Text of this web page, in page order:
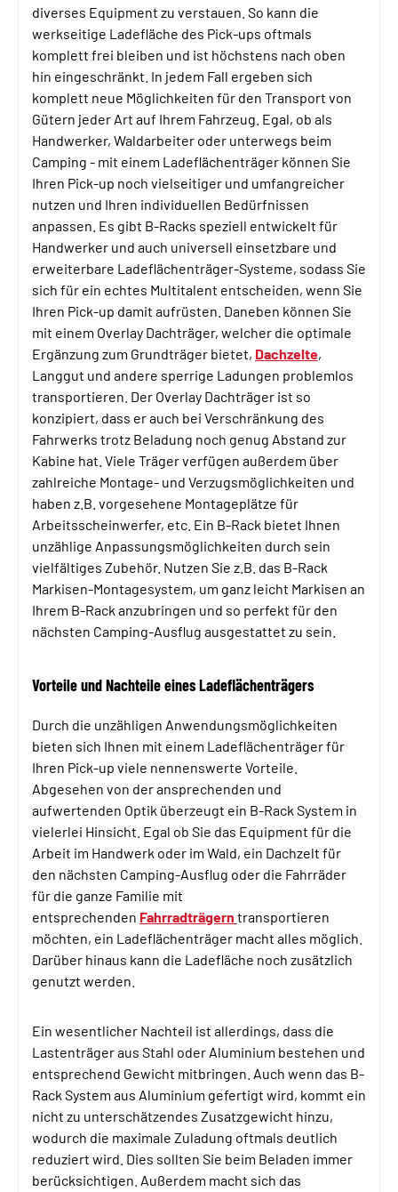
diverses Equipment zu verstauen. So kann die
werkseitige Ladefläche des Pick-ups oftmals
komplett frei bleiben und ist höchstens nach oben
hin eingeschränkt. In jedem Fall ergeben sich
komplett neue Möglichkeiten für den Transport von
Gütern jeder Art auf Ihrem Fahrzeug. Egal, ob als
Handwerker, Waldarbeiter oder unterwegs beim
Camping - mit einem Ladeflächenträger können Sie
Ihren Pick-up noch vielseitiger und umfangreicher
nutzen und Ihren individuellen Bedürfnissen
anpassen. Es gibt B-Racks speziell entwickelt für
Handwerker und auch universell einsetzbare und
erweiterbare Ladeflächenträger-Systeme, sodass Sie
sich für ein echtes Multitalent entscheiden, wenn Sie
Ihren Pick-up damit aufrüsten. Daneben können Sie
mit einem Overlay Dachträger, welcher die optimale
Ergänzung zum Grundträger bietet, Dachzelte,
Langgut und andere sperrige Ladungen problemlos
transportieren. Der Overlay Dachträger ist so
konzipiert, dass er auch bei Verschränkung des
Fahrwerks trotz Beladung noch genug Abstand zur
Kabine hat. Viele Träger verfügen außerdem über
zahlreiche Montage- und Verzugsmöglichkeiten und
haben z.B. vorgesehene Montageplätze für
Arbeitsscheinwerfer, etc. Ein B-Rack bietet Ihnen
unzählige Anpassungsmöglichkeiten durch sein
vielfältiges Zubehör. Nutzen Sie z.B. das B-Rack
Markisen-Montagesystem, um ganz leicht Markisen an
Ihrem B-Rack anzubringen und so perfekt für den
nächsten Camping-Ausflug ausgestattet zu sein.
Vorteile und Nachteile eines Ladeflächenträgers
Durch die unzähligen Anwendungsmöglichkeiten
bieten sich Ihnen mit einem Ladeflächenträger für
Ihren Pick-up viele nennenswerte Vorteile.
Abgesehen von der ansprechenden und
aufwertenden Optik überzeugt ein B-Rack System in
vielerlei Hinsicht. Egal ob Sie das Equipment für die
Arbeit im Handwerk oder im Wald, ein Dachzelt für
den nächsten Camping-Ausflug oder die Fahrräder
für die ganze Familie mit
entsprechenden Fahrradträgern transportieren
möchten, ein Ladeflächenträger macht alles möglich.
Darüber hinaus kann die Ladefläche noch zusätzlich
genutzt werden.
Ein wesentlicher Nachteil ist allerdings, dass die
Lastenträger aus Stahl oder Aluminium bestehen und
entsprechend Gewicht mitbringen. Auch wenn das B-
Rack System aus Aluminium gefertigt wird, kommt ein
nicht zu unterschätzendes Zusatzgewicht hinzu,
wodurch die maximale Zuladung oftmals deutlich
reduziert wird. Dies sollten Sie beim Beladen immer
berücksichtigen. Außerdem macht sich das